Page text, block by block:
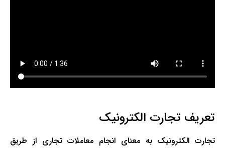
تعریف تجارت الکترونیک
تجارت الکترونیک به معنای انجام معاملات تجاری از طریق